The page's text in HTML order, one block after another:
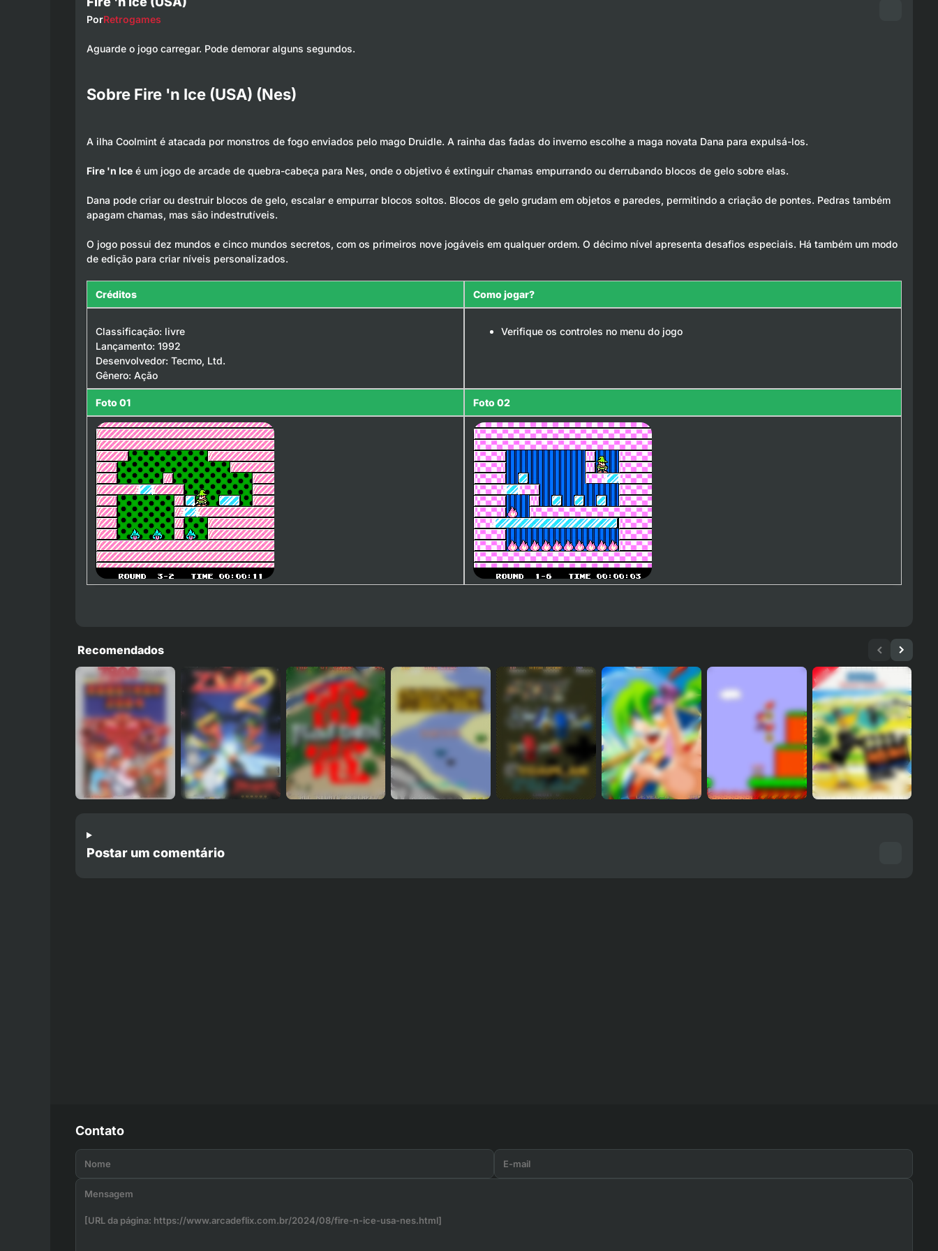
PorRetrogames
Aguarde o jogo carregar. Pode demorar alguns segundos.
Sobre Fire 'n Ice (USA) (Nes)
A ilha Coolmint é atacada por monstros de fogo enviados pelo mago Druidle. A rainha das fadas do inverno escolhe a maga novata Dana para expulsá-los.
Fire 'n Ice é um jogo de arcade de quebra-cabeça para Nes, onde o objetivo é extinguir chamas empurrando ou derrubando blocos de gelo sobre elas.
Dana pode criar ou destruir blocos de gelo, escalar e empurrar blocos soltos. Blocos de gelo grudam em objetos e paredes, permitindo a criação de pontes. Pedras também
apagam chamas, mas são indestrutíveis.
O jogo possui dez mundos e cinco mundos secretos, com os primeiros nove jogáveis em qualquer ordem. O décimo nível apresenta desafios especiais. Há também um modo
de edição para criar níveis personalizados.
Créditos Como jogar?
Classificação: livre
Lançamento: 1992
Desenvolvedor: Tecmo, Ltd.
Gênero: Ação
Verifique os controles no menu do jogo
Foto 01 Foto 02
Recomendados
Postar um comentário
Contato